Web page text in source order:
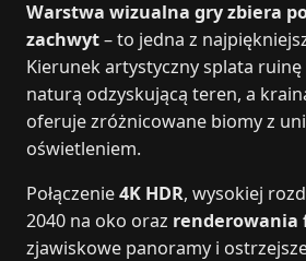
Warstwa wizualna gry zbiera
zachwyt– to jedna z
Kierunek artystyczny splata
naturą odzyskującą teren, a
oferuje zróżnicowane biomy z
oświetleniem.
Połączenie4K HDR, wysokiej
2040 na oko oraz renderowania
zjawiskowe panoramy i